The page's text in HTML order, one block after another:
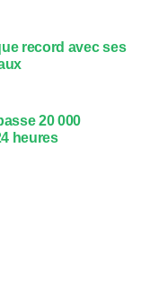
record avec ses
20 000
heures